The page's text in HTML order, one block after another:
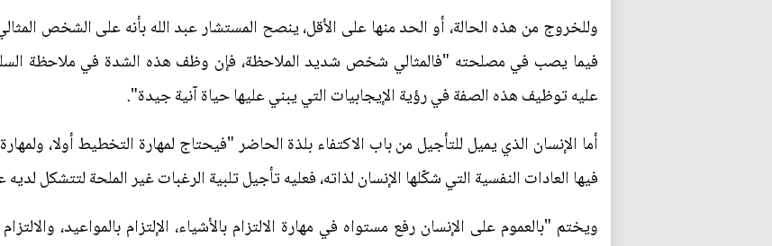
وللخروج من هذه الحالة، أو الحد منها على الأقل، ينصح المستشار عبد الله بأنه على الشخص
فيما يصب في مصلحته "فالمثالي شخص شديد الملاحظة، فإن وظف هذه الشدة في ملاحظة
عليه توظيف هذه الصفة في رؤية الإيجابيات التي يبني عليها حياة آنية جيدة".
أما الإنسان الذي يميل للتأجيل من باب الاكتفاء بلذة الحاضر "فيحتاج لمهارة التخطيط أولا،
فيها العادات النفسية التي شكّلها الإنسان لذاته، فعليه تأجيل تلبية الرغبات غير الملحة لتتشكل
ويختم "بالعموم على الإنسان رفع مستواه في مهارة الالتزام بالأشياء، الإلتزام بالمواعيد،